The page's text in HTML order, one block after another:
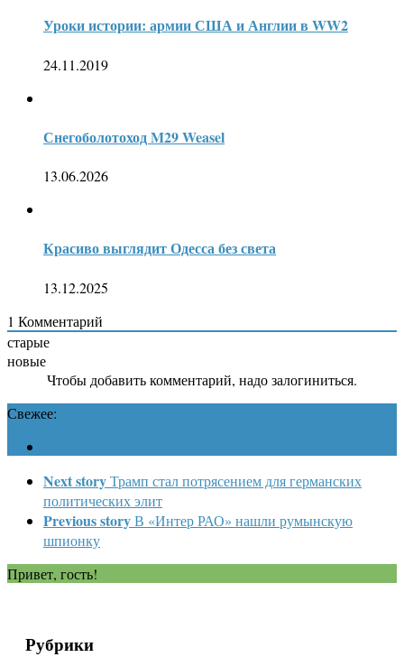
Уроки истории: армии США и Англии в WW2
24.11.2019
Снегоболотоход M29 Weasel
13.06.2026
Красиво выглядит Одесса без света
13.12.2025
1 Комментарий
старые
новые
Чтобы добавить комментарий, надо залогиниться.
Свежее:
Next storyТрамп стал потрясением для германских
политических элит
Previous storyВ «Интер РАО» нашли румынскую
шпионку
Привет, гость!
Рубрики